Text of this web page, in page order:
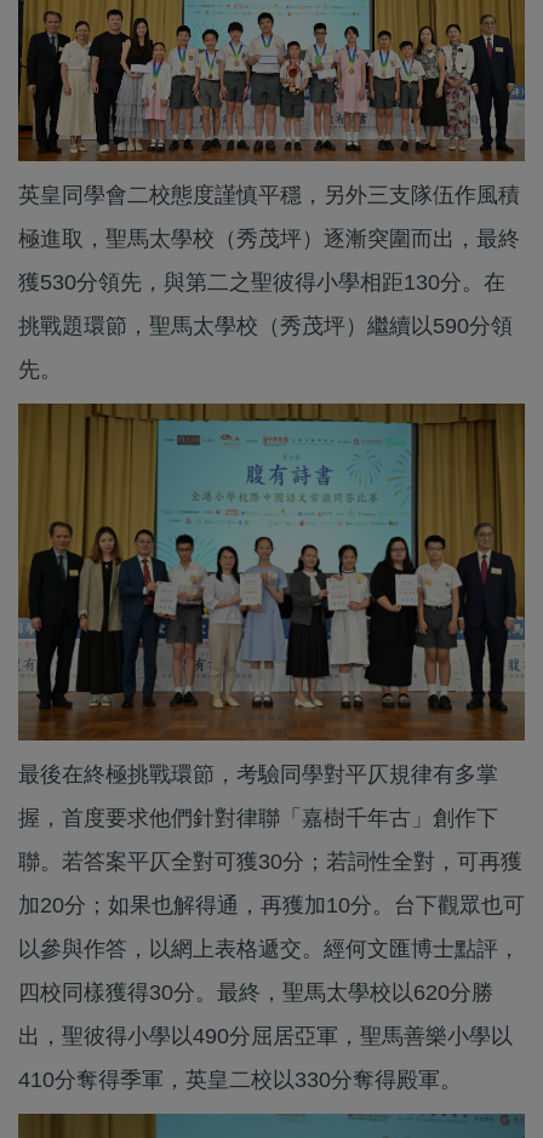
英皇同學會二校態度謹慎平穩，另外三支隊伍作風積
極進取，聖馬太學校（秀茂坪）逐漸突圍而出，最終
獲530分領先，與第二之聖彼得小學相距130分。在
挑戰題環節，聖馬太學校（秀茂坪）繼續以590分領
先。
最後在終極挑戰環節，考驗同學對平仄規律有多掌
握，首度要求他們針對律聯「嘉樹千年古」創作下
聯。若答案平仄全對可獲30分；若詞性全對，可再獲
加20分；如果也解得通，再獲加10分。台下觀眾也可
以參與作答，以網上表格遞交。經何文匯博士點評，
四校同樣獲得30分。最終，聖馬太學校以620分勝
出，聖彼得小學以490分屈居亞軍，聖馬善樂小學以
410分奪得季軍，英皇二校以330分奪得殿軍。